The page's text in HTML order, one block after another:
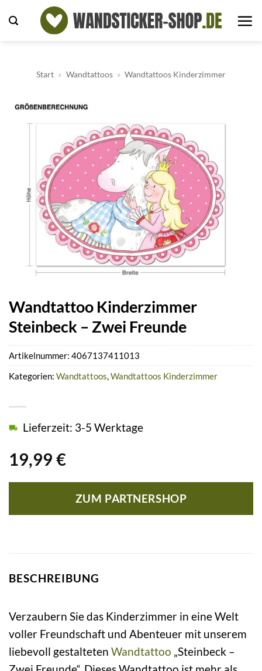
Inhalt
Start » Wandtattoos » Wandtattoos Kinderzimmer
Wandtattoo Kinderzimmer
Steinbeck – Zwei Freunde
19,99 €
Lieferzeit: 3-5 Werktage
ZUM PARTNERSHOP
Artikelnummer: 4067137411013
Kategorien: Wandtattoos Wandtattoos Kinderzimmer
BESCHREIBUNG
Verzaubern Sie das Kinderzimmer in eine Welt
voller Freundschaft und Abenteuer mit unserem
liebevoll gestalteten Wandtattoo „Steinbeck –